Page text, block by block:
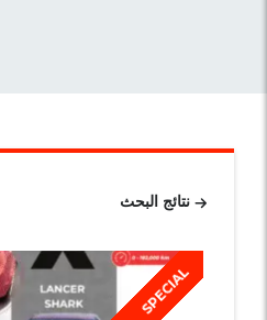
نتائج البحث
SPECIAL